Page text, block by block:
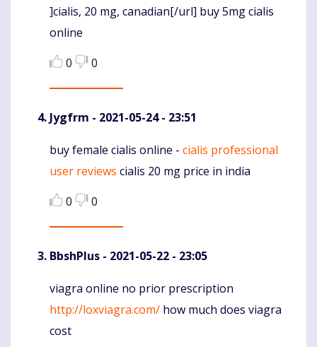
]cialis, 20 mg, canadian[/url] buy 5mg cialis
online
0
0
Jygfrm - 2021-05-24 - 23:51
Komentaras
buy female cialis online - cialis professional
user reviews cialis 20 mg price in india
0
0
BbshPlus - 2021-05-22 - 23:05
Komentaras
viagra online no prior prescription
http://loxviagra.com/ how much does viagra
cost